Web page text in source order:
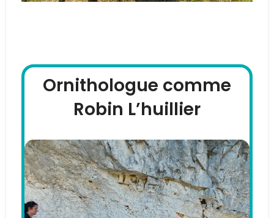
Ornithologue comme
Robin L’huillier